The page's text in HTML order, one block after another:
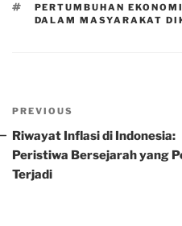
TAGS
PERTUMBUHAN
DALAM MASYARAKAT
Post
navigation
Previous
Post
PREVIOUS
Riwayat Inflasi di Indonesia:
Peristiwa Bersejarah yang
Terjadi